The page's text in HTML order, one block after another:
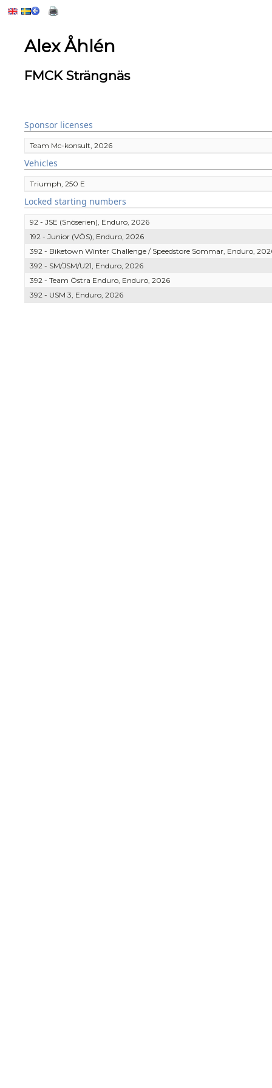
Alex Åhlén
FMCK Strängnäs
Sponsor licenses
Team Mc-konsult, 2026
Vehicles
Triumph, 250 E
Locked starting numbers
92 - JSE (Snöserien), Enduro, 2026
192 - Junior (VÖS), Enduro, 2026
392 - Biketown Winter Challenge / Speedstore Sommar, Enduro,
392 - SM/JSM/U21, Enduro, 2026
392 - Team Östra Enduro, Enduro, 2026
392 - USM 3, Enduro, 2026